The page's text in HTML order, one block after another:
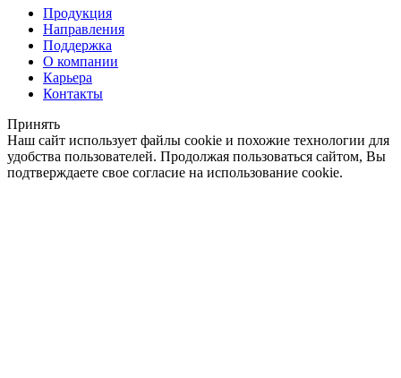
Продукция
Направления
Поддержка
О компании
Карьера
Контакты
Принять
Наш сайт использует файлы cookie и похожие технологии для
удобства пользователей. Продолжая пользоваться сайтом, Вы
подтверждаете свое согласие на использование cookie.